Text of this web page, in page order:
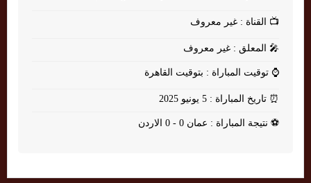
📺 القناة : غير معروف
🎤 المعلق : غير معروف
⌚ توقيت المباراة : بتوقيت القاهرة
⏰ تاريخ المباراة : 5 يونيو 2025
⚽ نتيجة المباراة : عمان 0 - 0 الاردن